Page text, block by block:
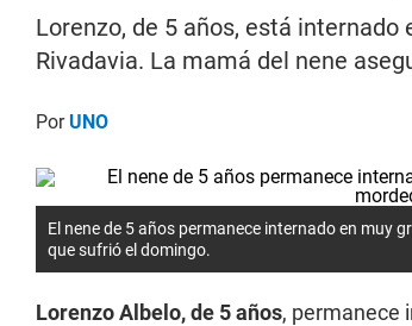
Lorenzo, de 5 años, está
Rivadavia. La mamá del nene
PorUNO
El nene de 5 años permanece internado en muy
que sufrió el domingo.
Lorenzo Albelo, de 5 años, permanece